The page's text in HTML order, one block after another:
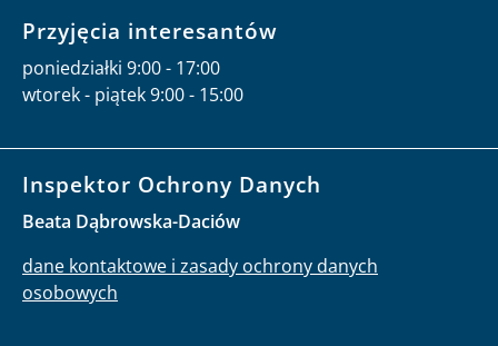
Przyjęcia interesantów
poniedziałki 9:00 - 17:00
wtorek - piątek 9:00 - 15:00
Inspektor Ochrony Danych
Beata Dąbrowska-Daciów
dane kontaktowe i zasady ochrony danych
osobowych